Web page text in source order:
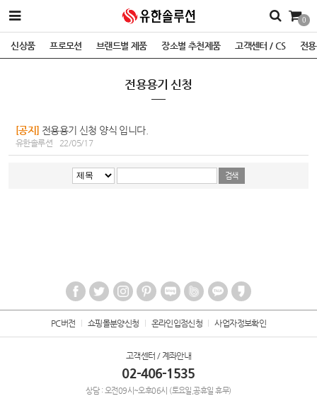
0
신상품 프로모션 브랜드별 제품 장소별 추천제품 고객센터 / CS 전
전용용기 신청
[공지] 전용용기 신청 양식 입니다.
유한솔루션 22/05/17
PC버전 쇼핑몰분양신청 온라인입점신청 사업자정보확인
고객센터 / 계좌안내
02-406-1535
상담 : 오전09시~오후06시 (토요일,공휴일 휴무)